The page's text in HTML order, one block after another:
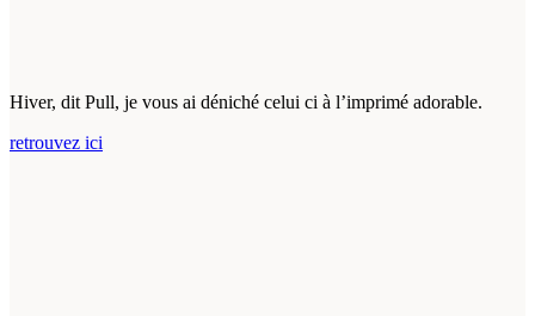
Hiver, dit Pull, je vous ai déniché celui ci à l’imprimé adorable.
retrouvez ici